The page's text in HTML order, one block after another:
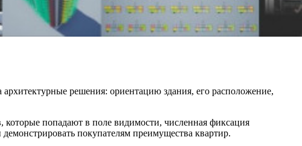
решения: ориентацию здания, его расположение,
которые попадают в поле видимости, численная фиксация
покупателям преимущества квартир.